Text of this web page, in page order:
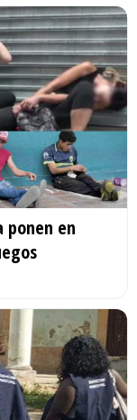
ponen en